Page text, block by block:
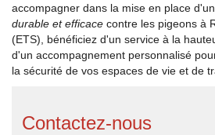
accompagner dans la mise en place
durable et efficace contre les pigeons à
(ETS), bénéficiez d'un service à la
d'un accompagnement personnalisé
la sécurité de vos espaces de vie et de
Contactez-nous